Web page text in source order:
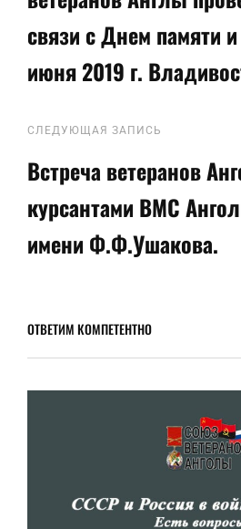
связи с Днем памяти
июня 2019 г.
Следующая
запись
СЛЕДУЮЩАЯ ЗАПИСЬ
Встреча ветеранов
курсантами ВМС
имени Ф.Ф.Ушакова.
ОТВЕТИМ КОМПЕТЕНТНО